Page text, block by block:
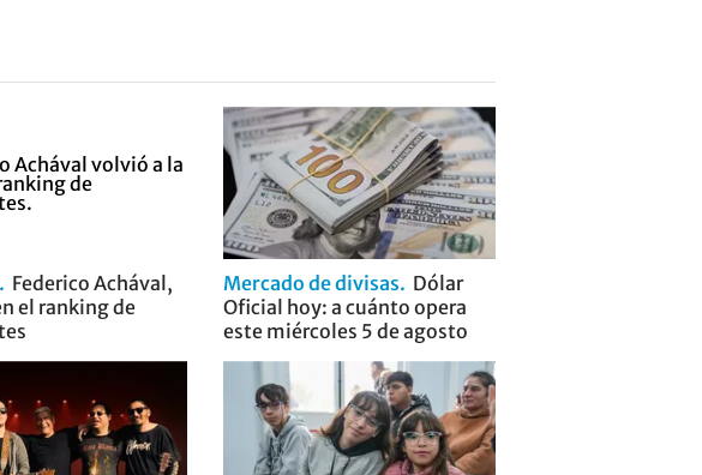
Federico Achával,
el ranking de
Mercado de divisas
Dólar
Oficial hoy: a cuánto opera
este miércoles 5 de agosto